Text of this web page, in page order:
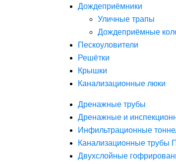
Дождеприёмники
Уличные трапы
Дождеприёмные
Пескоуловители
Решётки
Крышки
Канализационные люки
Дренажные трубы
Дренажные и
Инфильтрационные
Канализационные трубы
Двухслойные